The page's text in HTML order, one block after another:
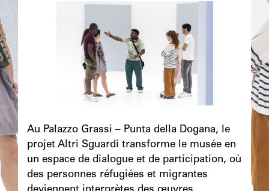
Au Palazzo Grassi – Punta della Dogana, le
projet Altri Sguardi transforme le musée en
un espace de dialogue et de participation, où
des personnes réfugiées et migrantes